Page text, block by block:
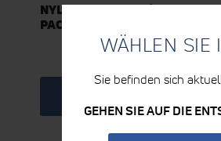
WÄHLEN SIE
Sie befinden sich
GEHEN SIE AUF DIE
NYLATEX-WICKEL (2 PRO
PACKUNG)